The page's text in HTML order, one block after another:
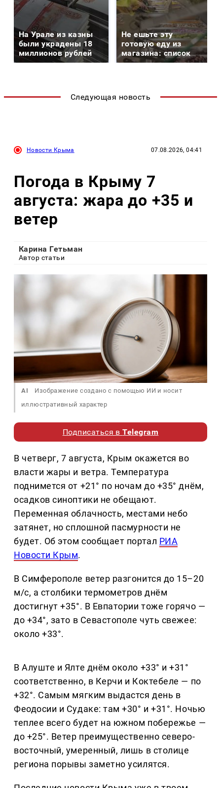
На Урале из казны
были украдены 18
миллионов рублей
Не ешьте эту
готовую еду из
магазина: список
Следующая новость
Новости Крыма 07.08.2026, 04:41
Погода в Крыму 7
августа: жара до +35 и
ветер
Карина Гетьман
Автор статьи
AI
Изображение создано с помощью ИИ и носит
иллюстративный характер
Подписаться вTelegram
В четверг, 7 августа, Крым окажется во
власти жары и ветра. Температура
поднимется от +21° по ночам до +35° днём,
осадков синоптики не обещают.
Переменная облачность, местами небо
затянет, но сплошной пасмурности не
будет. Об этом сообщает портал РИА
Новости Крым.
В Симферополе ветер разгонится до 15–20
м/с, а столбики термометров днём
достигнут +35°. В Евпатории тоже горячо —
до +34°, зато в Севастополе чуть свежее:
около +33°.
В Алуште и Ялте днём около +33° и +31°
соответственно, в Керчи и Коктебеле — по
+32°. Самым мягким выдастся день в
Феодосии и Судаке: там +30° и +31°. Ночью
теплее всего будет на южном побережье —
до +25°. Ветер преимущественно северо-
восточный, умеренный, лишь в столице
региона порывы заметно усилятся.